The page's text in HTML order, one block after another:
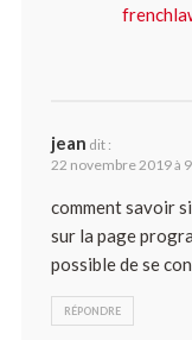
jean dit :
22 novembre 2019 à
comment savoir
sur la page
possible de se
RÉPONDRE